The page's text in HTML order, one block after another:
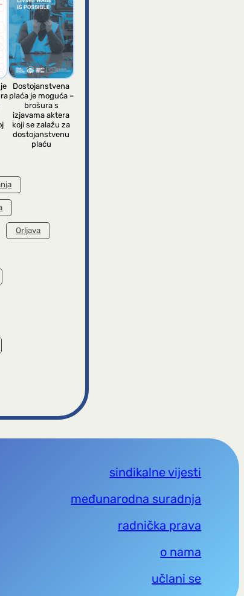
Dostojanstvena
plaća je moguća –
brošura s
izjavama aktera
koji se zalažu za
dostojanstvenu
plaću
Orljava
sindikalne vijesti
međunarodna suradnja
radnička prava
o nama
učlani se